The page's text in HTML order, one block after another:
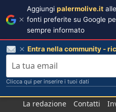
La redazione Contatti
Aggiungi palermolive.it
fonti preferite su Google
sempre informato
Entra nella community -
Clicca qui per inserire i tuoi dati